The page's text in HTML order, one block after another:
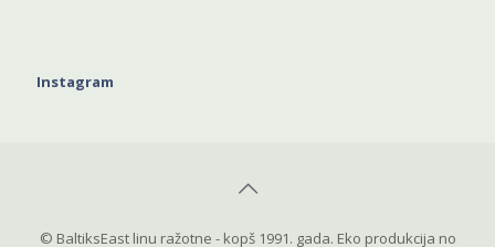
Instagram
© BaltiksEast linu ražotne - kopš 1991. gada. Eko produkcija no